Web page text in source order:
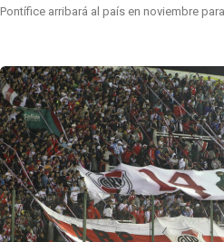
Pontífice arribará al país en noviembre para